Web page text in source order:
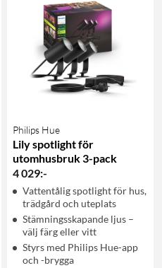
Philips Hue
Lily spotlight för
utomhusbruk 3-pack
4 029:-
Vattentålig spotlight för hus,
trädgård och uteplats
Stämningsskapande ljus –
välj färg eller vitt
Styrs med Philips Hue-app
och -brygga